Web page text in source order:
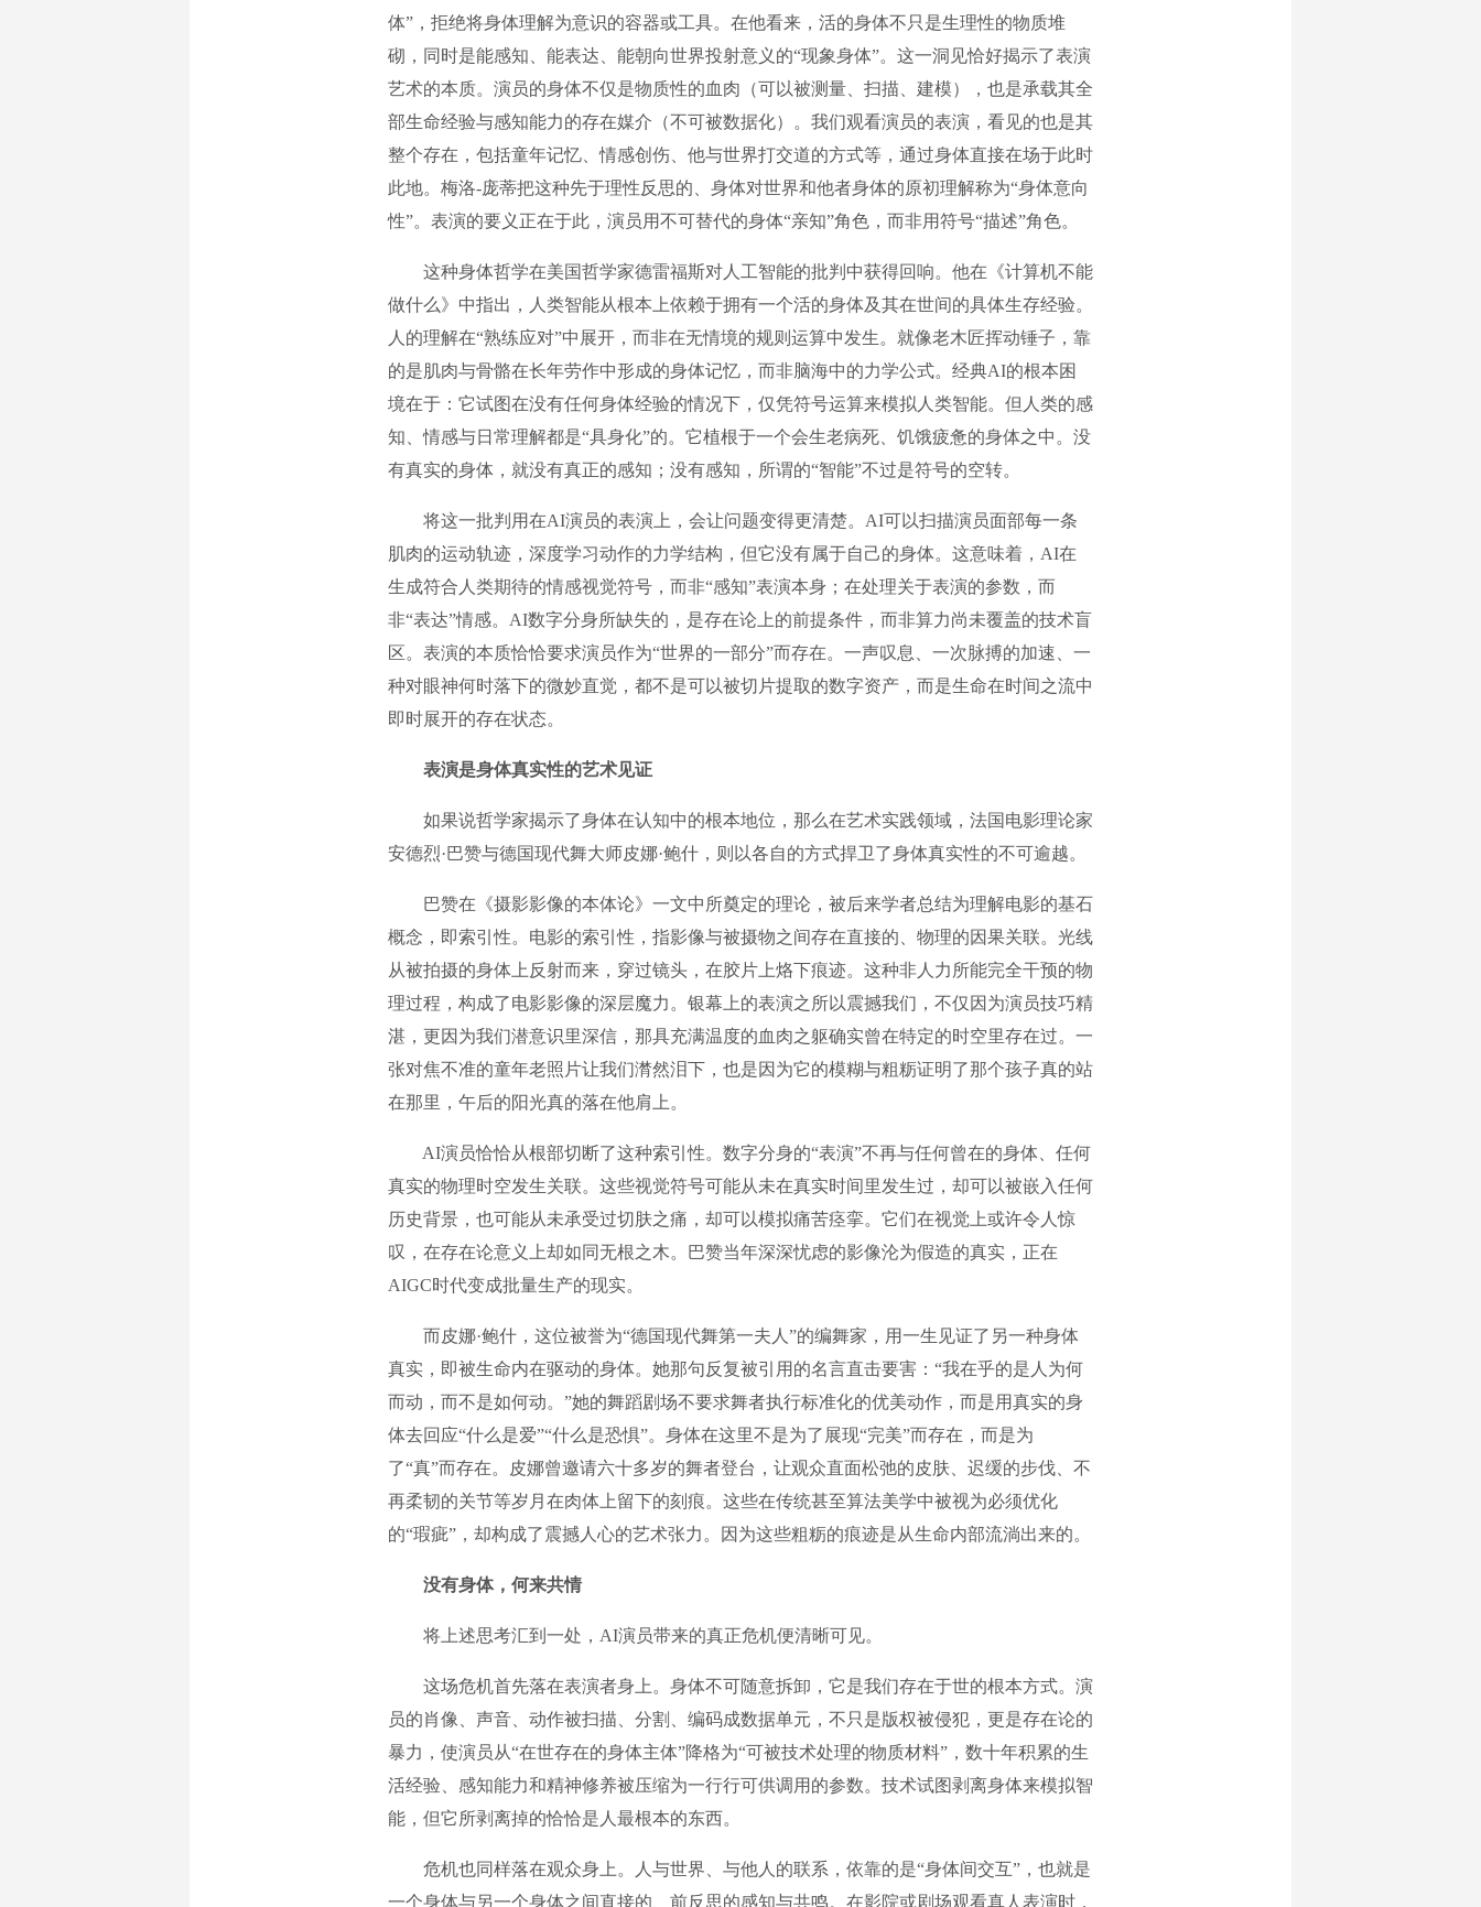
体”，拒绝将身体理解为意识的容器或工具。在他看来，活的身体不只是生理性的物质堆
砌，同时是能感知、能表达、能朝向世界投射意义的“现象身体”。这一洞见恰好揭示了表演
艺术的本质。演员的身体不仅是物质性的血肉（可以被测量、扫描、建模），也是承载其全
部生命经验与感知能力的存在媒介（不可被数据化）。我们观看演员的表演，看见的也是其
整个存在，包括童年记忆、情感创伤、他与世界打交道的方式等，通过身体直接在场于此时
此地。梅洛-庞蒂把这种先于理性反思的、身体对世界和他者身体的原初理解称为“身体意向
性”。表演的要义正在于此，演员用不可替代的身体“亲知”角色，而非用符号“描述”角色。
这种身体哲学在美国哲学家德雷福斯对人工智能的批判中获得回响。他在《计算机不能
做什么》中指出，人类智能从根本上依赖于拥有一个活的身体及其在世间的具体生存经验。
人的理解在“熟练应对”中展开，而非在无情境的规则运算中发生。就像老木匠挥动锤子，靠
的是肌肉与骨骼在长年劳作中形成的身体记忆，而非脑海中的力学公式。经典AI的根本困
境在于：它试图在没有任何身体经验的情况下，仅凭符号运算来模拟人类智能。但人类的感
知、情感与日常理解都是“具身化”的。它植根于一个会生老病死、饥饿疲惫的身体之中。没
有真实的身体，就没有真正的感知；没有感知，所谓的“智能”不过是符号的空转。
将这一批判用在AI演员的表演上，会让问题变得更清楚。AI可以扫描演员面部每一条
肌肉的运动轨迹，深度学习动作的力学结构，但它没有属于自己的身体。这意味着，AI在
生成符合人类期待的情感视觉符号，而非“感知”表演本身；在处理关于表演的参数，而
非“表达”情感。AI数字分身所缺失的，是存在论上的前提条件，而非算力尚未覆盖的技术盲
区。表演的本质恰恰要求演员作为“世界的一部分”而存在。一声叹息、一次脉搏的加速、一
种对眼神何时落下的微妙直觉，都不是可以被切片提取的数字资产，而是生命在时间之流中
即时展开的存在状态。
表演是身体真实性的艺术见证
如果说哲学家揭示了身体在认知中的根本地位，那么在艺术实践领域，法国电影理论家
安德烈·巴赞与德国现代舞大师皮娜·鲍什，则以各自的方式捍卫了身体真实性的不可逾越。
巴赞在《摄影影像的本体论》一文中所奠定的理论，被后来学者总结为理解电影的基石
概念，即索引性。电影的索引性，指影像与被摄物之间存在直接的、物理的因果关联。光线
从被拍摄的身体上反射而来，穿过镜头，在胶片上烙下痕迹。这种非人力所能完全干预的物
理过程，构成了电影影像的深层魔力。银幕上的表演之所以震撼我们，不仅因为演员技巧精
湛，更因为我们潜意识里深信，那具充满温度的血肉之躯确实曾在特定的时空里存在过。一
张对焦不准的童年老照片让我们潸然泪下，也是因为它的模糊与粗粝证明了那个孩子真的站
在那里，午后的阳光真的落在他肩上。
AI演员恰恰从根部切断了这种索引性。数字分身的“表演”不再与任何曾在的身体、任何
真实的物理时空发生关联。这些视觉符号可能从未在真实时间里发生过，却可以被嵌入任何
历史背景，也可能从未承受过切肤之痛，却可以模拟痛苦痉挛。它们在视觉上或许令人惊
叹，在存在论意义上却如同无根之木。巴赞当年深深忧虑的影像沦为假造的真实，正在
AIGC时代变成批量生产的现实。
而皮娜·鲍什，这位被誉为“德国现代舞第一夫人”的编舞家，用一生见证了另一种身体
真实，即被生命内在驱动的身体。她那句反复被引用的名言直击要害：“我在乎的是人为何
而动，而不是如何动。”她的舞蹈剧场不要求舞者执行标准化的优美动作，而是用真实的身
体去回应“什么是爱”“什么是恐惧”。身体在这里不是为了展现“完美”而存在，而是为
了“真”而存在。皮娜曾邀请六十多岁的舞者登台，让观众直面松弛的皮肤、迟缓的步伐、不
再柔韧的关节等岁月在肉体上留下的刻痕。这些在传统甚至算法美学中被视为必须优化
的“瑕疵”，却构成了震撼人心的艺术张力。因为这些粗粝的痕迹是从生命内部流淌出来的。
没有身体，何来共情
将上述思考汇到一处，AI演员带来的真正危机便清晰可见。
这场危机首先落在表演者身上。身体不可随意拆卸，它是我们存在于世的根本方式。演
员的肖像、声音、动作被扫描、分割、编码成数据单元，不只是版权被侵犯，更是存在论的
暴力，使演员从“在世存在的身体主体”降格为“可被技术处理的物质材料”，数十年积累的生
活经验、感知能力和精神修养被压缩为一行行可供调用的参数。技术试图剥离身体来模拟智
能，但它所剥离掉的恰恰是人最根本的东西。
危机也同样落在观众身上。人与世界、与他人的联系，依靠的是“身体间交互”，也就是
一个身体与另一个身体之间直接的、前反思的感知与共鸣。在影院或剧场观看真人表演时，